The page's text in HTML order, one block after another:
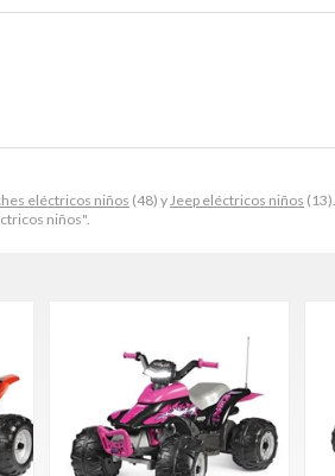
eléctricos niños (48) y Jeep eléctricos niños (13).
niños".